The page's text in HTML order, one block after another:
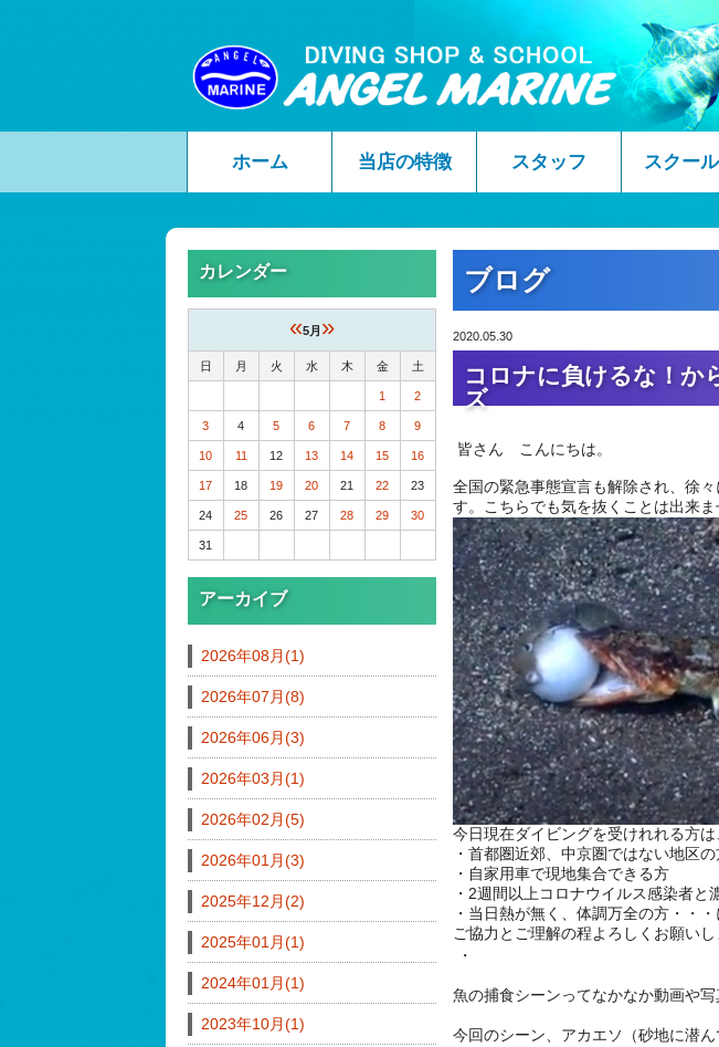
ホーム 当店の特徴 スタッフ スクー
ブログ
2020.05.30
コロナに負けるな！か
ズ
皆さん こんにちは。
全国の緊急事態宣言も解除され、徐
す。こちらでも気を抜くことは出来
今日現在ダイビングを受けれれる方は
・首都圏近郊、中京圏ではない地区の
・自家用車で現地集合できる方
・2週間以上コロナウイルス感染者と
・当日熱が無く、体調万全の方・・
ご協力とご理解の程よろしくお願いし
・
魚の捕食シーンってなかなか動画や
今回のシーン、アカエソ（砂地に潜
カレンダー
«5月 »
日 月 火 水 木 金 土
1 2
3 4 5 6 7 8 9
10 11 12 13 14 15 16
17 18 19 20 21 22 23
24 25 26 27 28 29 30
31
アーカイブ
2026年08月(1)
2026年07月(8)
2026年06月(3)
2026年03月(1)
2026年02月(5)
2026年01月(3)
2025年12月(2)
2025年01月(1)
2024年01月(1)
2023年10月(1)